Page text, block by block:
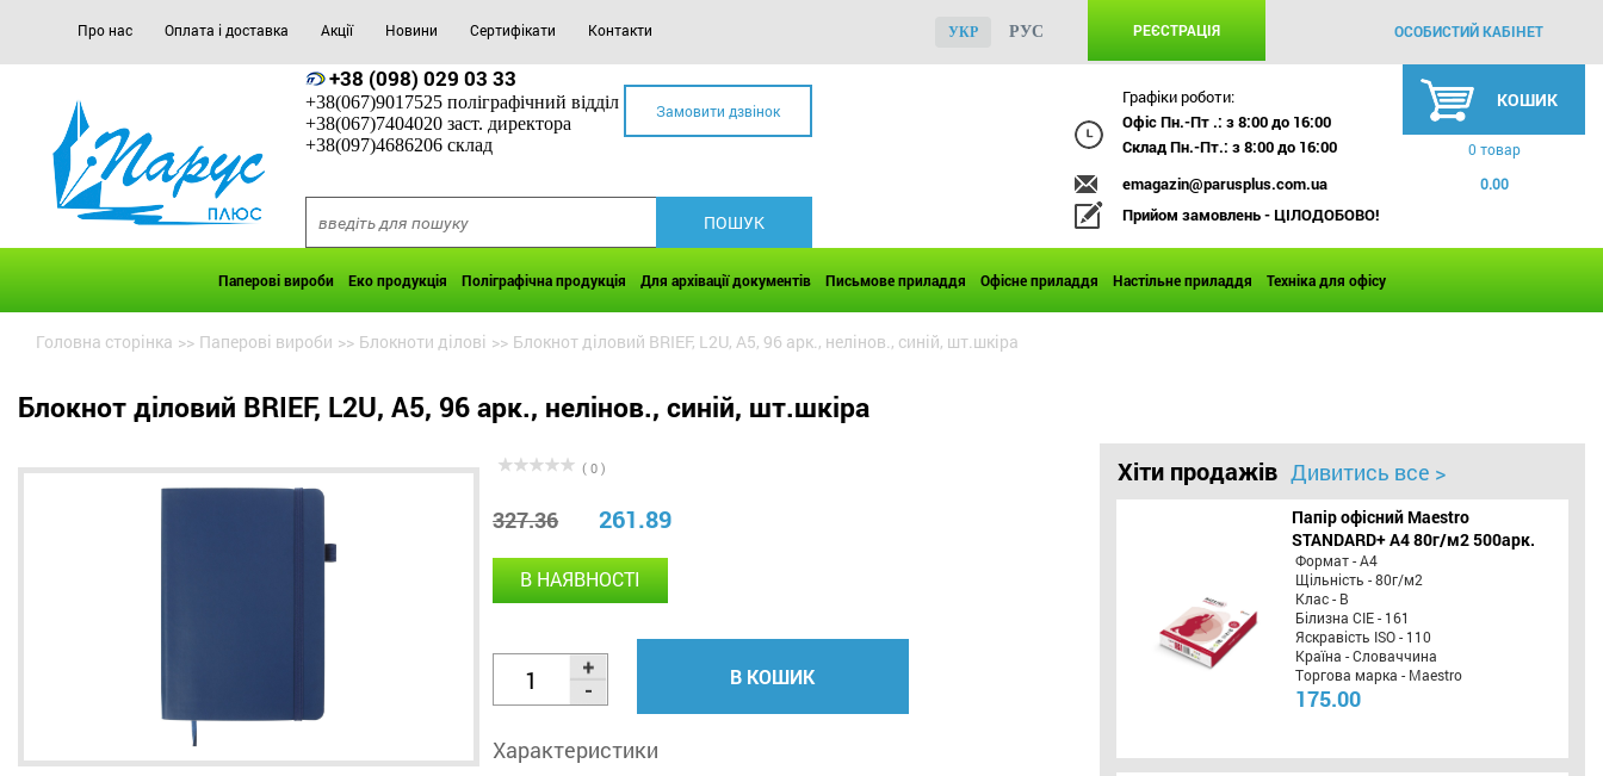
Про нас Оплата і доставка Акції Новини Сертифікати Контакти РЕЄСТРАЦІЯ ОСОБИСТИЙ КАБІНЕТ
УКР РУС
+38 (098) 029 03 33
+38(067)9017525 поліграфічний відділ
+38(067)7404020 заст. директора
+38(097)4686206 склад
Замовити дзвінок
Графіки роботи:
Офіс Пн.-Пт .: з 8:00 до 16:00
Склад Пн.-Пт.: з 8:00 до 16:00
emagazin@parusplus.com.ua
Прийом замовлень - ЦІЛОДОБОВО!
КОШИК
0 товар
0.00
Паперові вироби Еко продукція Поліграфічна продукція Для архівації документів Письмове приладдя Офісне приладдя Настільне приладдя Техніка для офісу
Головна сторінка >> Паперові вироби >> Блокноти ділові >> Блокнот діловий BRIEF, L2U, А5, 96 арк., нелінов., синій, шт.шкіра
Блокнот діловий BRIEF, L2U, А5, 96 арк., нелінов., синій, шт.шкіра
( 0 )
327.36 261.89
В НАЯВНОСТІ
В КОШИК
Характеристики
Хіти продажів Дивитись все >
Папір офісний Maestro
STANDARD+ А4 80г/м2 500арк.
Формат - А4
Щільність - 80г/м2
Клас - B
Білизна CIE - 161
Яскравість ISO - 110
Країна - Словаччина
Торгова марка - Maestro
175.00